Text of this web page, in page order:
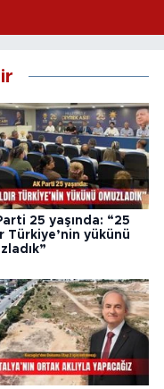
25 yaşında: “25
Türkiye’nin yükünü